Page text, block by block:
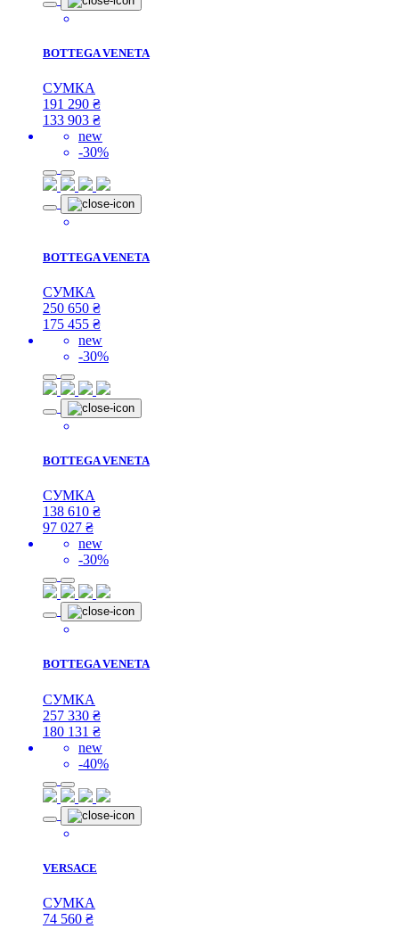
BOTTEGA VENETA
СУМКА
191 290 ₴
133 903 ₴
new
-30%
BOTTEGA VENETA
СУМКА
250 650 ₴
175 455 ₴
new
-30%
BOTTEGA VENETA
СУМКА
138 610 ₴
97 027 ₴
new
-30%
BOTTEGA VENETA
СУМКА
257 330 ₴
180 131 ₴
new
-40%
VERSACE
СУМКА
74 560 ₴